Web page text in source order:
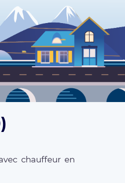
chauffeur en